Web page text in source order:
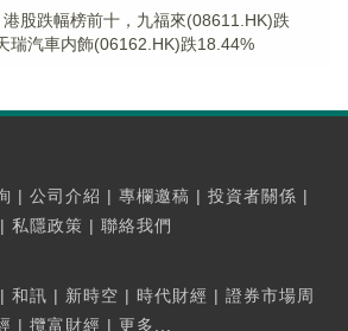
港股跌幅榜前十，九福來(08611.HK)跌
瑞汽車内飾(06162.HK)跌18.44%
| 公司介紹 | 專欄邀稿 | 投資者關係 |
| 私隱政策 | 聯絡我們
| 和訊 | 新時空 | 時代財經 | 證券市場周
| 攬富財經 | 更多...